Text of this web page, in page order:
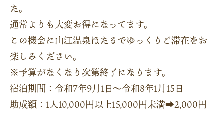
た。
通常よりも大変お得になってます。
この機会に山江温泉ほたるでゆっくりご滞在をお
楽しみください。
※予算がなくなり次第終了になります。
宿泊期間：令和7年9月1日～令和8年1月15日
助成額：1人10,000円以上15,000円未満➡2,000円